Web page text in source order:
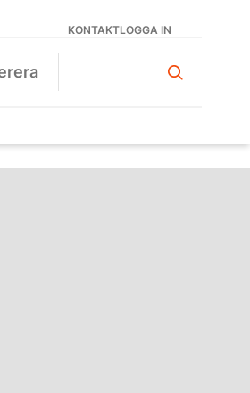
KONTAKTLOGGA IN